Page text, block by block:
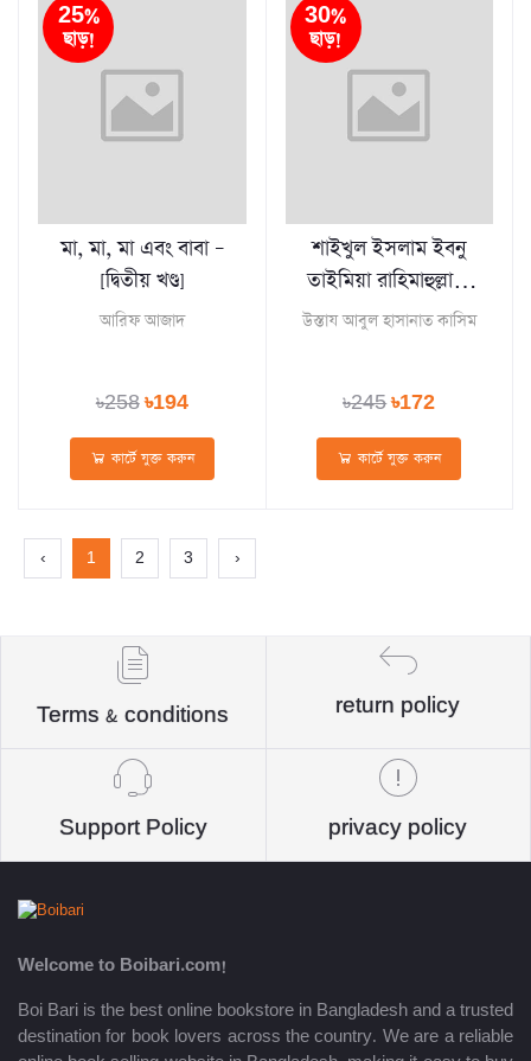
25%
ছাড়!
মা, মা, মা এবং বাবা –
[দ্বিতীয় খণ্ড]
আরিফ আজাদ
৳258৳194
কার্টে যুক্ত করুন
30%
ছাড়!
শাইখুল ইসলাম ইবনু
তাইমিয়া রাহিমাহুল্লাহ:
জীবন ও কর্ম
উস্তায আবুল হাসানাত কাসিম
৳245৳172
কার্টে যুক্ত করুন
‹ 1 2 3 ›
Terms & conditions return policy
Support Policy privacy policy
Welcome to Boibari.com!
Boi Bari is the best online bookstore in Bangladesh and a trusted
destination for book lovers across the country. We are a reliable